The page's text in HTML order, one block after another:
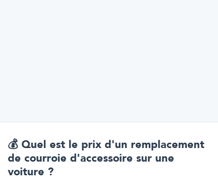
💰 Quel est le prix d'un remplacement
de courroie d'accessoire sur une
voiture ?